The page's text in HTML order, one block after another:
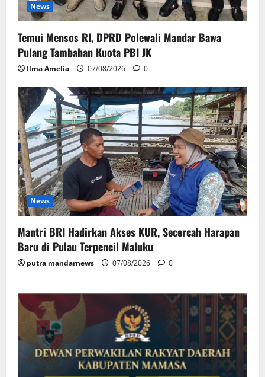
News
Temui Mensos RI, DPRD Polewali Mandar Bawa
Pulang Tambahan Kuota PBI JK
Ilma Amelia 07/08/2026 0
News
Mantri BRI Hadirkan Akses KUR, Secercah Harapan
Baru di Pulau Terpencil Maluku
putra mandarnews 07/08/2026 0